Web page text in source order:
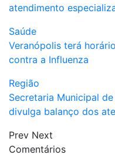
atendimento
Saúde
Veranópolis terá
contra a Influenza
Região
Secretaria Municipal
divulga balanço dos
Prev Next
Comentários